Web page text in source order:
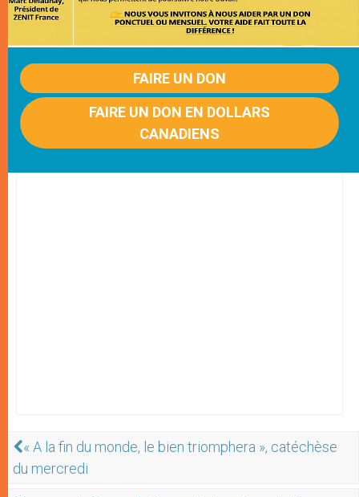
FAIRE UN DON
FAIRE UN DON EN DOLLARS
CANADIENS
« A la fin du monde, le bien triomphera », catéchèse
du mercredi